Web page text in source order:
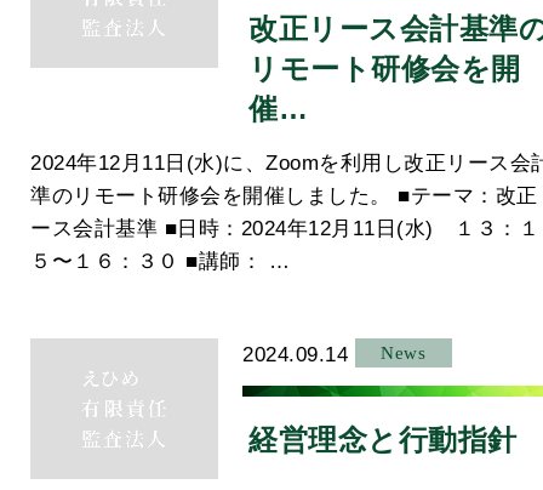
改正リース会計基準
リモート研修会を開
催…
2024年12月11日(水)に、Zoomを利用し改正リース会
準のリモート研修会を開催しました。 ■テーマ：改正
ース会計基準 ■日時：2024年12月11日(水) １３：１
５〜１６：３０ ■講師： …
2024.09.14 News
経営理念と行動指針